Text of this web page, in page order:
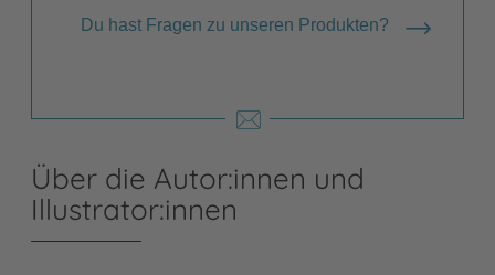
Du hast Fragen zu unseren Produkten?
Über die Autor:innen und
Illustrator:innen